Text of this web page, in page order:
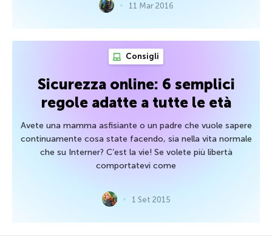
11 Mar 2016
Consigli
Sicurezza online: 6 semplici
regole adatte a tutte le età
Avete una mamma asfisiante o un padre che vuole sapere
continuamente cosa state facendo, sia nella vita normale
che su Interner? C’est la vie! Se volete più libertà
comportatevi come
1 Set 2015